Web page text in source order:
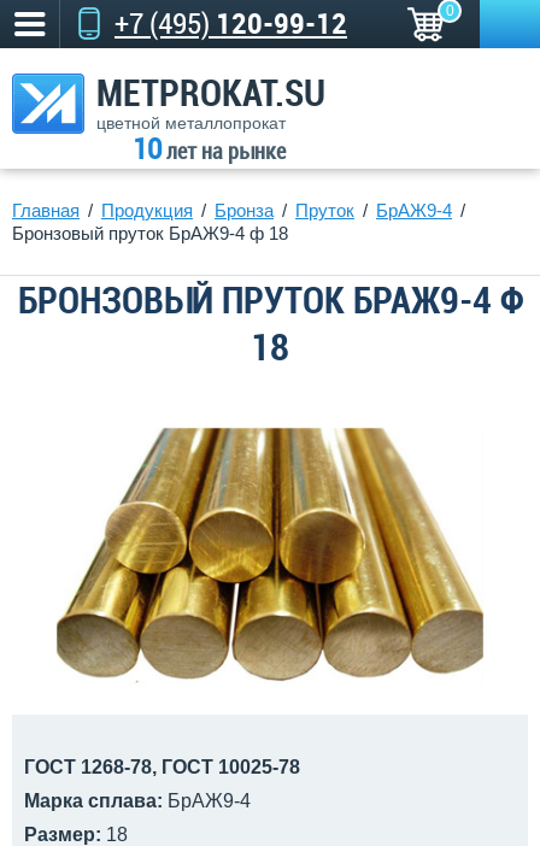
+7 (495) 120-99-12 0
METPROKAT.SU
цветной металлопрокат
10лет на рынке
Главная Продукция Бронза Пруток
БрАЖ9-4
Бронзовый пруток БрАЖ9-4 ф 18
БРОНЗОВЫЙ ПРУТОК БРАЖ9-4 Ф
18
ГОСТ 1268-78, ГОСТ 10025-78
Марка сплава: БрАЖ9-4
Размер: 18